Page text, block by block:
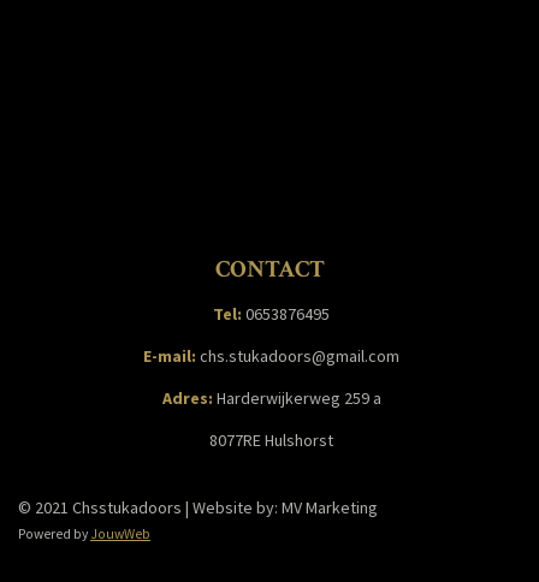
CONTACT
Tel: 0653876495
E-mail: chs.stukadoors@gmail.com
Adres: Harderwijkerweg 259 a
8077RE Hulshorst
© 2021 Chsstukadoors | Website by: MV Marketing
Powered by JouwWeb